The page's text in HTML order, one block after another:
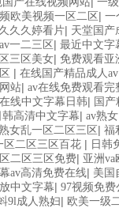
欧美视频一区二区| 一
久久婷看片| 天堂国产
一二三区| 最近中文字
三区美女| 免费观看亚
| 在线国产精品成人av
站| av在线免费观看完
线中文字幕日韩| 国
高清中文字幕| av熟
女乱一区二区三区 | 福
区二区三区百花 | 日韩
二区三区免费| 亚洲va
av高清免费在线| 美国
中文字幕| 97视频免
9l成人熟妇| 欧美一级